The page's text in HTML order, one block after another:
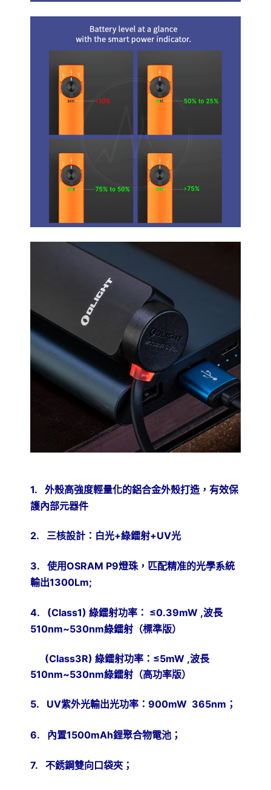
1.
外殼高強度輕量化的鋁合金外殼打造，有效保
護內部元器件
2. 三核設計：白光+綠鐳射+UV光
3. 使用OSRAM P9燈珠， 匹配精准的光學系統
輸出1300Lm;
4. (Class1) 綠鐳射功率： ≤0.39mW ,波長
510nm~530nm綠鐳射（標準版）
(Class3R) 綠鐳射功率： ≤5mW ,波長
510nm~530nm綠鐳射（高功率版）
5. UV紫外光輸出光功率： 900mW 365nm ；
6. 內置1500mAh鋰聚合物電池；
7. 不銹鋼雙向口袋夾；